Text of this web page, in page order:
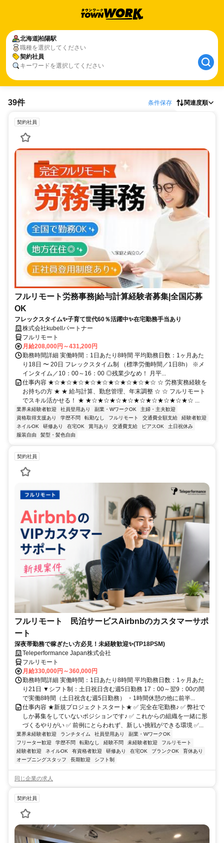
北海道柏陽駅
職種を選択してください
契約社員
キーワードを選択してください
39件 条件保存 関連度順
契約社員
フルリモート労務事務|給与計算経験者募集|全国応募
OK
フレックスタイム✨子育て世代60％活躍中✨在宅勤務手当あり
株式会社kubellパートナー
フルリモート
月給208,000円～431,200円
勤務時間詳細 実働時間：1日あたり8時間 平均勤務日数：1ヶ月あた
り18日 〜 20日 フレックスタイム制 （標準労働時間／1日8h） ※メ
インタイム／10：00～16：00 ◎残業少なめ！ 月平...
仕事内容 ★☆★☆★☆★☆★☆★☆★☆★☆★☆ ☆ 労務実務経験を
お持ちの方 ★ ★ 給与計算、勤怠管理、年末調整 ☆ ☆ フルリモート
でスキル活かせる！ ★ ★☆★☆★☆★☆★☆★☆★☆★☆★☆ ...
業界未経験者歓迎 社員登用あり 副業・WワークOK
主婦・主夫歓迎
資格取得支援あり
学歴不問 転勤なし フルリモート 交通費全額支給
経験者歓迎
ネイルOK
研修あり 在宅OK 賞与あり 交通費支給 ピアスOK
土日祝休み
服装自由
髪型・髪色自由
契約社員
フルリモート 民泊サービスAirbnbのカスタマーサポ
ート
深夜帯勤務で稼ぎたい方必見！未経験歓迎✨(TP18PSM)
Teleperformance Japan株式会社
フルリモート
月給330,000円～360,000円
勤務時間詳細 実働時間：1日あたり8時間 平均勤務日数：1ヶ月あた
り21日 ▼シフト制：土日祝日含む週5日勤務 17：00～翌9：00の間
で実働8時間（土日祝含む週5日勤務） ・1時間休憩の他に前半...
仕事内容 ★新規プロジェクトスタート★ ✅ 完全在宅勤務♪ ✅ 弊社で
しか募集をしていないポジションです♪ ✅ これからの組織を一緒に形
づくるやりがい ✅ 前例にとらわれず、新しい挑戦ができる環境 ✅...
業界未経験者歓迎 ランチタイム 社員登用あり
副業・WワークOK
フリーター歓迎
学歴不問 転勤なし 経験不問 未経験者歓迎
フルリモート
経験者歓迎
ネイルOK 有資格者歓迎 研修あり 在宅OK ブランクOK
育休あり
オープニングスタッフ
長期歓迎 シフト制
同じ企業の求人
契約社員